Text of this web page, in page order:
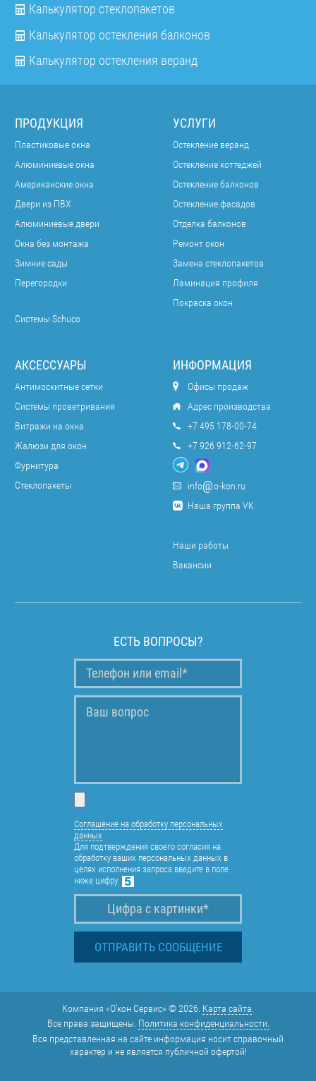
Калькулятор стеклопакетов
Калькулятор остекления балконов
Калькулятор остекления веранд
ПРОДУКЦИЯ
Пластиковые окна
Алюминиевые окна
Американские окна
Двери из ПВХ
Алюминиевые двери
Окна без монтажа
Зимние сады
Перегородки
Системы Schuco
УСЛУГИ
Остекление веранд
Остекление коттеджей
Остекление балконов
Остекление фасадов
Отделка балконов
Ремонт окон
Замена стеклопакетов
Ламинация профиля
Покраска окон
АКСЕССУАРЫ
Антимоскитные сетки
Системы проветривания
Витражи на окна
Жалюзи для окон
Фурнитура
Стеклопакеты
ИНФОРМАЦИЯ
Офисы продаж
Адрес производства
+7 495 178-00-74
+7 926 912-62-97
info
o-kon.ru
Наша группа VK
Наши работы
Вакансии
ЕСТЬ ВОПРОСЫ?
Соглашение на обработку персональных
данных
Для подтверждения своего согласия на
обработку ваших персональных данных в
целях исполнения запроса введите в поле
ниже цифру
Компания «О'кон Сервис» © 2026. Карта сайта
Все права защищены. Политика конфиденциальности.
Вся представленная на сайте информация носит справочный
характер и не является публичной офертой!